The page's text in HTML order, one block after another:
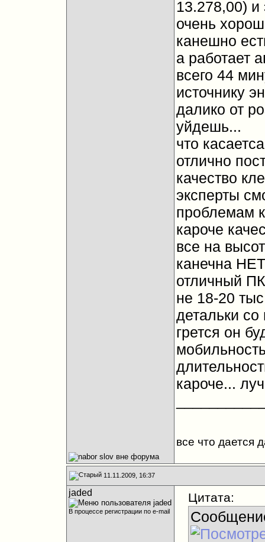
13.278,00) и
очень
канешно
а работает
всего 44
источнику
далико от
уйдешь...
что
отлично
качество
эксперты
проблемам
кароче
все на
канечна
отличный
не 18-20
детальки
грется он
кароче...
все что дается
11.11.2009, 16:37
jaded
В процессе регистрации по e-mail
Цитата: